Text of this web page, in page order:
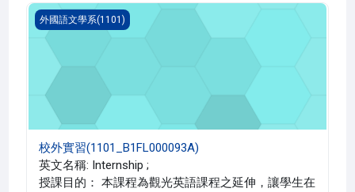
校外實習(1101_B1FL000093A)
外國語文學系(1101)
校外實習(1101_B1FL000093A)
英文名稱: Internship ;
授課目的： 本課程為觀光英語課程之延伸，讓學生在